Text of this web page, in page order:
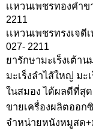
เเหวนเพชรทองคํา
2211
เเหวนเพชรทรงเจ
027- 2211
ยารักษามะเร็งเต้า
มะเร็งลำไส้ใหญ่ มะ
ในสมอง ได้ผลดีที่สุ
ขายเครื่องผลิตออก
จำหน่ายหนังหมูสด